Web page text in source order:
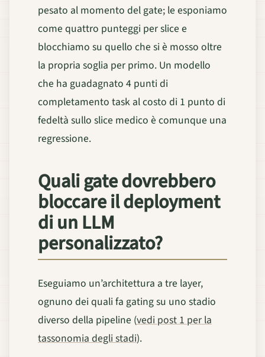
pesato al momento del gate; le esponiamo
come quattro punteggi per slice e
blocchiamo su quello che si è mosso oltre
la propria soglia per primo. Un modello
che ha guadagnato 4 punti di
completamento task al costo di 1 punto di
fedeltà sullo slice medico è comunque una
regressione.
Quali gate dovrebbero
bloccare il deployment
di un LLM
personalizzato?
Eseguiamo un’architettura a tre layer,
ognuno dei quali fa gating su uno stadio
diverso della pipeline (vedi post 1 per la
tassonomia degli stadi).